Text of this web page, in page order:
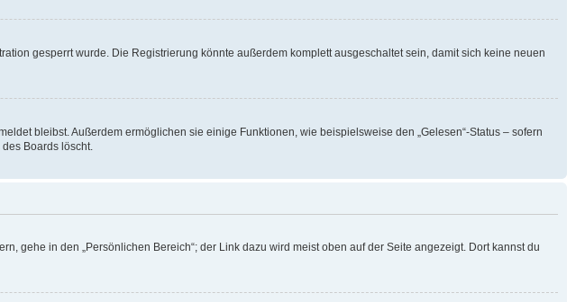
gesperrt wurde. Die Registrierung könnte außerdem komplett ausgeschaltet sein, damit sich keine neuen
bleibst. Außerdem ermöglichen sie einige Funktionen, wie beispielsweise den „Gelesen“-Status – sofern
Boards löscht.
gehe in den „Persönlichen Bereich“; der Link dazu wird meist oben auf der Seite angezeigt. Dort kannst du